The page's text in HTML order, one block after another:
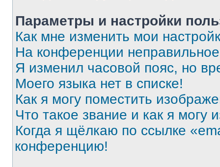
Параметры и настройки
Как мне изменить мои
На конференции
Я изменил часовой пояс, но
Моего языка нет в списке!
Как я могу поместить
Что такое звание и как я могу
Когда я щёлкаю по ссылке
конференцию!